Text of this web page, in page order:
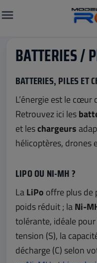

BATTERIES /
BATTERIES, PILES ET
L’énergie est le cœur
Retrouvez ici les
et leschargeurs
hélicoptères, drones
LIPO OU NI-MH ?
LaLiPo offre plus de
poids réduit ; laNi-
tolérante, idéale
tension (S), la
décharge (C) selon